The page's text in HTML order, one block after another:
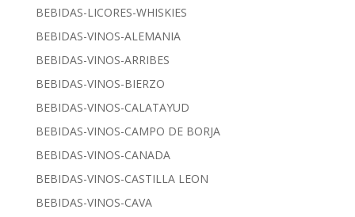
BEBIDAS-LICORES-WHISKIES
BEBIDAS-VINOS-ALEMANIA
BEBIDAS-VINOS-ARRIBES
BEBIDAS-VINOS-BIERZO
BEBIDAS-VINOS-CALATAYUD
BEBIDAS-VINOS-CAMPO DE BORJA
BEBIDAS-VINOS-CANADA
BEBIDAS-VINOS-CASTILLA LEON
BEBIDAS-VINOS-CAVA